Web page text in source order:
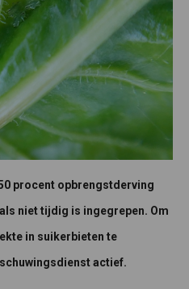
procent opbrengstderving
niet tijdig is ingegrepen. Om
in suikerbieten te
actief.